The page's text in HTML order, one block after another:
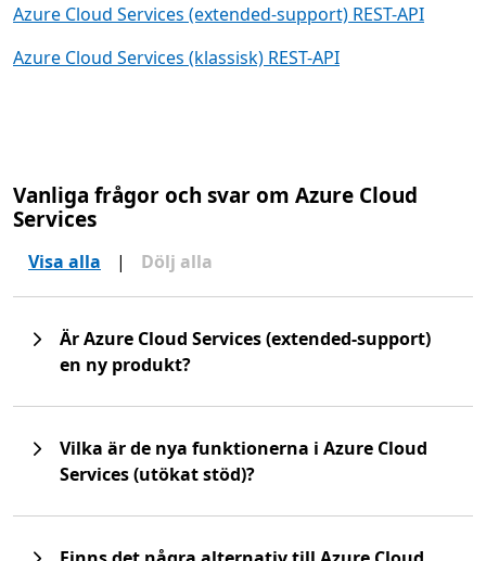
Azure Cloud Services (extended-support) REST-API
Azure Cloud Services (klassisk) REST-API
Vanliga frågor och svar om Azure Cloud
Services
Visa alla | Dölj alla
Är Azure Cloud Services (extended-support)
en ny produkt?
Vilka är de nya funktionerna i Azure Cloud
Services (utökat stöd)?